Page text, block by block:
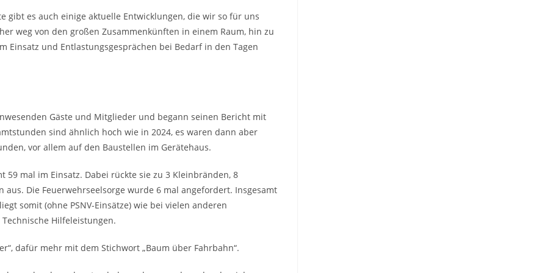
gibt es auch einige aktuelle Entwicklungen, die wir so für uns
weg von den großen Zusammenkünften in einem Raum, hin zu
Einsatz und Entlastungsgesprächen bei Bedarf in den Tagen
Gäste und Mitglieder und begann seinen Bericht mit
sind ähnlich hoch wie in 2024, es waren dann aber
vor allem auf den Baustellen im Gerätehaus.
59 mal im Einsatz. Dabei rückte sie zu 3 Kleinbränden, 8
Die Feuerwehrseelsorge wurde 6 mal angefordert. Insgesamt
somit (ohne PSNV-Einsätze) wie bei vielen anderen
Hilfeleistungen.
dafür mehr mit dem Stichwort „Baum über Fahrbahn“.